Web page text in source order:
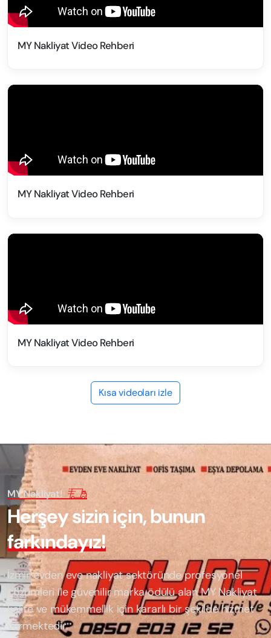
MY Nakliyat Video Rehberi
MY Nakliyat Video Rehberi
MY Nakliyat Video Rehberi
Kısa videoları izle
MY Nakliyat!
Herşeysiziniçin,bunun
farkındayız!
İzmir evden eve nakliyat sektöründe profesyonel
çözümleri ile güvenilir marka ödülü alanMY Nakliyat
kalite ve mükemmellik için kararlı bir şekilde hizmet
vermektedir.